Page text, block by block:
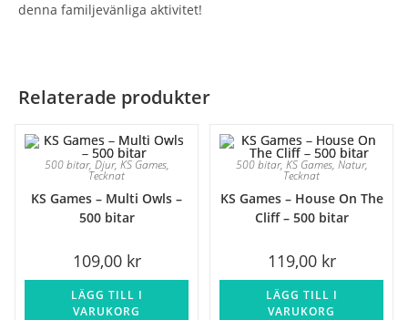
denna familjevänliga aktivitet!
Relaterade produkter
500 bitar, Djur, KS Games,
Tecknat
KS Games – Multi Owls –
500 bitar
109,00 kr
LÄGG TILL I
VARUKORG
500 bitar, KS Games, Natur,
Tecknat
KS Games – House On The
Cliff – 500 bitar
119,00 kr
LÄGG TILL I
VARUKORG